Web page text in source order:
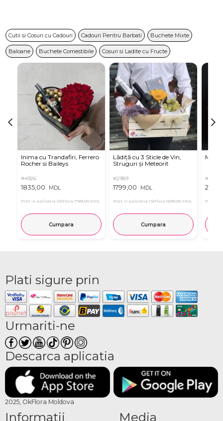
Cutii si Cosuri cu Cadouri Cadouri Pentru Barbati Buchete Mixte
Baloane Buchete Comestibile Cosuri si Ladite cu Fructe
Inima cu Trandafiri, Ferrero
Rocher si Baileys
#4926
1835,00 MDL
Pret in aplicatia OkFlora 1789,00 MDL
Cumpara
Lădiță cu 3 Sticle de Vin,
Struguri și Meteorit
#2989
1799,00 MDL
Pret in aplicatia OkFlora 1699,00 MDL
Cumpara
#3220
Pret in
Plati sigure prin
Urmariti-ne
Descarca aplicatia
2025, OkFlora Moldova
Informatii Media